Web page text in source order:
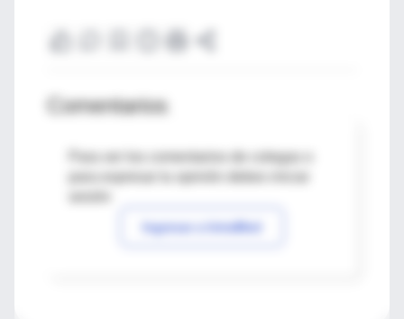
Comentarios
Para ver los comentarios de colegas o
Ingresar a IntraMed